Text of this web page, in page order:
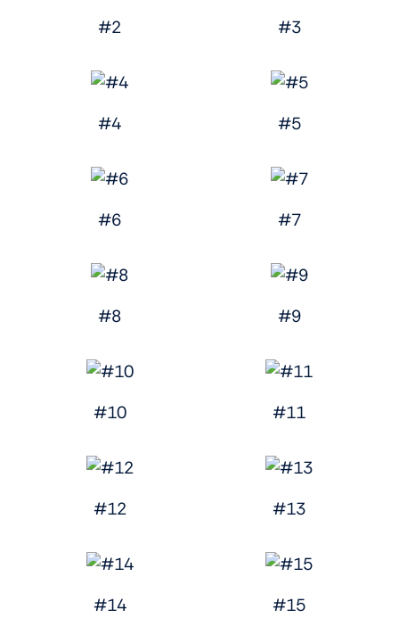
#2 #3
#4 #5
#6 #7
#8 #9
#10 #11
#12 #13
#14 #15